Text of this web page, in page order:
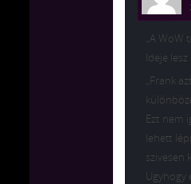
„A WoW
Ideje
„Frank
Ezt nem
lehett
szivesen
Ugyhogy